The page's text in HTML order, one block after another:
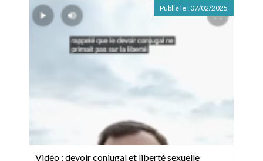
Vidéo : devoir conjugal et liberté sexuelle
Publié le : 07/02/2025